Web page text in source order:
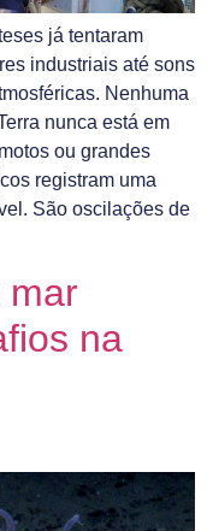
já tentaram
industriais até sons
Nenhuma
nunca está em
ou grandes
registram uma
São oscilações de
mar
na